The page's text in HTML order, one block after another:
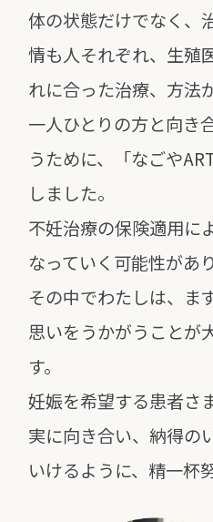
体の状態だけでなく、
情も人それぞれ、 生殖
れに合った治療、方法
一人ひとりの方と向き
うために、
「なごや
しました。
不妊治療の保険適用に
なっていく可能性があ
その中でわたしは、ま
思いをうかがうことが
す。
妊娠を希望する患者さ
実に向き合い、納得の
いけるように、精一杯